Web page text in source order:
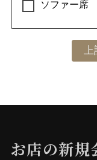
ソファー席
お店の新規